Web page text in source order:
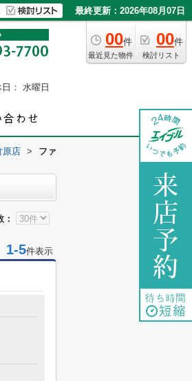
最終更新：2026年08月07日
00件
最近見た物件
00件
検討リスト
日： 水曜日
原店 >
ファ
5件表示